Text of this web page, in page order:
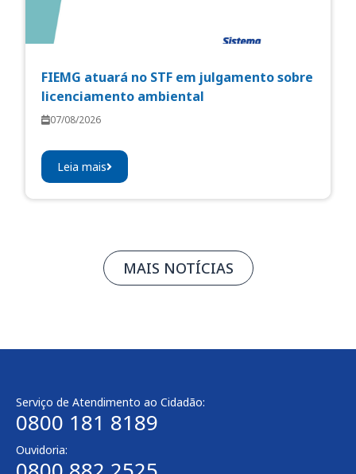
FIEMG atuará no STF em julgamento sobre
licenciamento ambiental
07/08/2026
Leia mais
MAIS NOTÍCIAS
Serviço de Atendimento ao Cidadão:
0800 181 8189
Ouvidoria: